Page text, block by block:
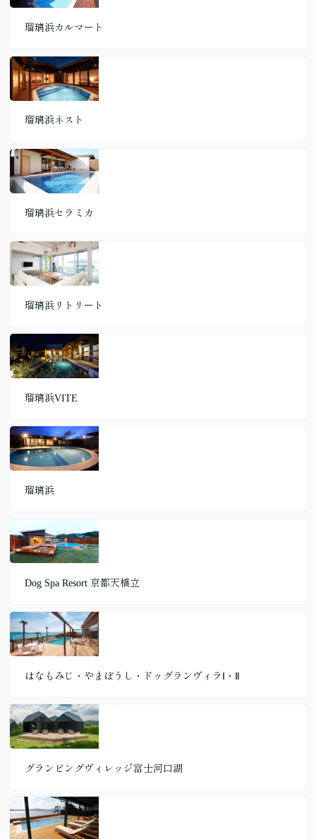
瑠璃浜カルマート
瑠璃浜ネスト
瑠璃浜セラミカ
瑠璃浜リトリート
瑠璃浜VITE
瑠璃浜
Dog Spa Resort 京都天橋立
はなもみじ・やまぼうし・ドッグランヴィラⅠ・Ⅱ
グランピングヴィレッジ富士河口湖